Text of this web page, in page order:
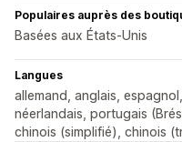
Populaires auprès des
Basées aux États-Unis
Langues
allemand, anglais,
néerlandais, portugais
chinois (simplifié), chinois